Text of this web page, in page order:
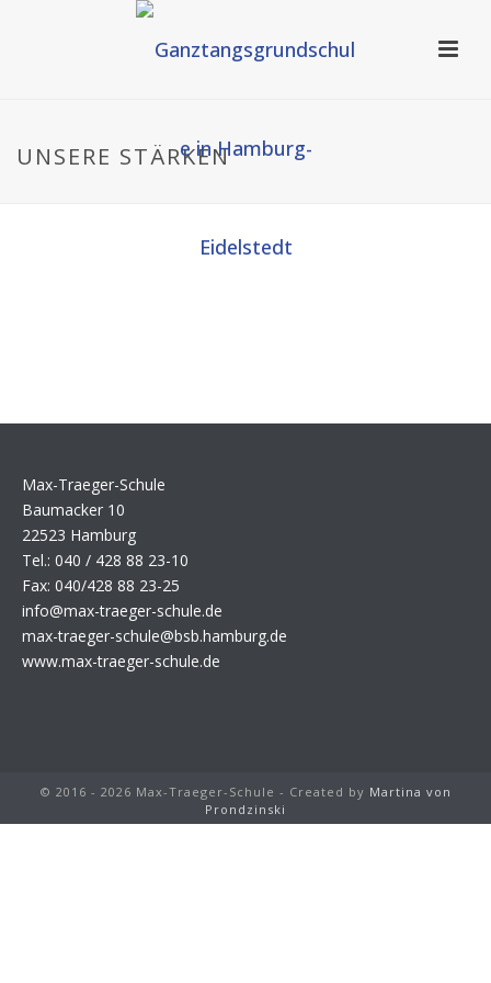
UNSERE STÄRKEN
Max-Traeger-Schule
Baumacker 10
22523 Hamburg
Tel.: 040 / 428 88 23-10
Fax: 040/428 88 23-25
info@max-traeger-schule.de
max-traeger-schule@bsb.hamburg.de
www.max-traeger-schule.de
© 2016 - 2026 Max-Traeger-Schule - Created by Martina von
Prondzinski